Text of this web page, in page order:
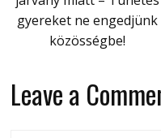
gyereket ne engedjünk
közösségbe!
Leave a